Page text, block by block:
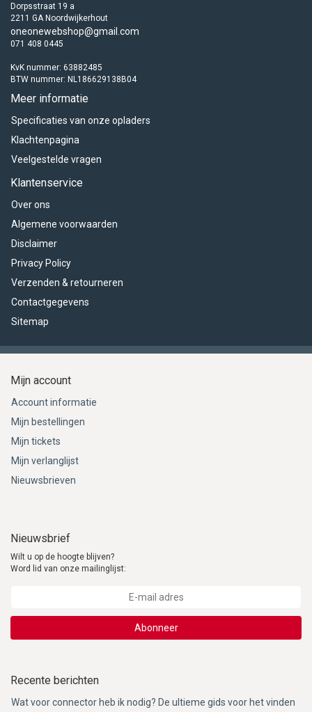
Dorpsstraat 19 a
2211 GA Noordwijkerhout
oneonewebshop@gmail.com
071 408 0445
KvK nummer: 63882485
BTW nummer: NL186629138B04
Meer informatie
Specificaties van onze opladers
Klachtenpagina
Veelgestelde vragen
Klantenservice
Over ons
Algemene voorwaarden
Disclaimer
Privacy Policy
Verzenden & retourneren
Contactgegevens
Sitemap
Mijn account
Account informatie
Mijn bestellingen
Mijn tickets
Mijn verlanglijst
Nieuwsbrieven
Nieuwsbrief
Wilt u op de hoogte blijven?
Word lid van onze mailinglijst:
Abonneer
Recente berichten
Wat voor connector heb ik nodig? De ultieme gids voor het vinden